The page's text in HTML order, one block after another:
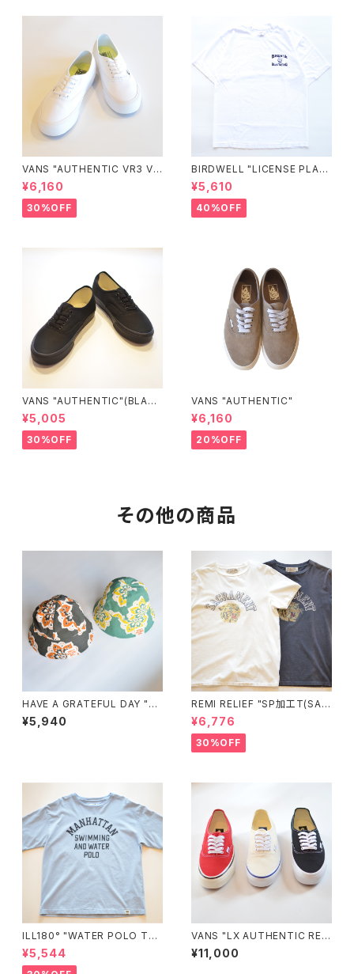
VANS "AUTHENTIC VR3 VN
0005UDTBD"
¥6,160
30%OFF
BIRDWELL "LICENSE PLAT
E TEE"
¥5,610
40%OFF
VANS "AUTHENTIC"(BLAC
K/BLACK)
¥5,005
30%OFF
VANS "AUTHENTIC"
¥6,160
20%OFF
その他の商品
HAVE A GRATEFUL DAY "B
UCKET HAT"
¥5,940
REMI RELIEF "SP加工T(SAC
RAMENT)"
¥6,776
30%OFF
ILL180° "WATER POLO TE
E"
¥5,544
VANS "LX AUTHENTIC REIS
SUE 44"
¥11,000